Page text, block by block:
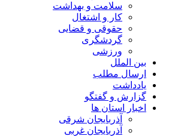
سلامت و بهداشت
کار و اشتغال
حقوقی و قضایی
گردشگری
ورزشی
بین الملل
ارسال مطلب
یادداشت
گزارش و گفتگو
اخبار استان ها
آذربایجان شرقی
آذربایجان غربی